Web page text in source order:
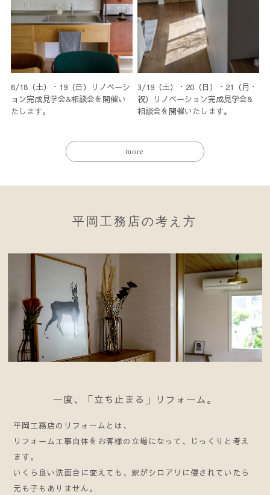
6/18（土）・19（日）リノベーシ
ョン完成見学会&相談会を開催い
たします。
3/19（土）・20（日）・21（月・
祝）リノベーション完成見学会&
相談会を開催いたします。
more
平岡工務店の考え方
一度、「立ち止まる」リフォーム。
平岡工務店のリフォームとは、
リフォーム工事自体をお客様の立場になって、じっくりと考え
ます。
いくら良い洗面台に変えても、家がシロアリに侵されていたら
元も子もありません。